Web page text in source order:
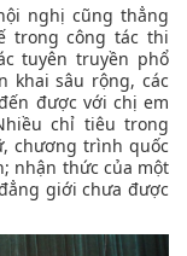
nghị cũng thẳng
trong công tác thi
tuyên truyền phổ
khai sâu rộng, các
được với chị em
chỉ tiêu trong
chương trình quốc
nhận thức của một
giới chưa được